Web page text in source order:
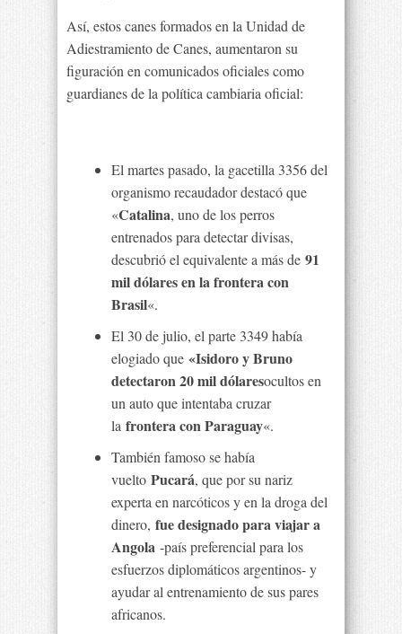
Así, estos canes formados en la Unidad de
Adiestramiento de Canes, aumentaron su
figuración en comunicados oficiales como
guardianes de la política cambiaria oficial:
El martes pasado, la gacetilla 3356 del
organismo recaudador destacó que
«Catalina, uno de los perros
entrenados para detectar divisas,
descubrió el equivalente a más de 91
mil dólares en la frontera con
Brasil«.
El 30 de julio, el parte 3349 había
elogiado que «Isidoro y Bruno
detectaron 20 mil dólaresocultos en
un auto que intentaba cruzar
la frontera con Paraguay«.
También famoso se había
vuelto Pucará, que por su nariz
experta en narcóticos y en la droga del
dinero, fue designado para viajar a
Angola -país preferencial para los
esfuerzos diplomáticos argentinos- y
ayudar al entrenamiento de sus pares
africanos.